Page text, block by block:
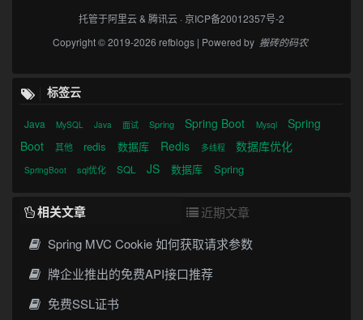
托管于阿里云& 腾讯云 ·京ICP备20012357号-2
Copyright © 2019-2026 refblogs | Powered by 搬砖的码农
标签云
Java MySQL Java 面试 Spring Spring Boot Mysql
Spring
Boot
其他 redis 数据库 Redis 多线程 数据库优化
SpringBoot sql优化 SQL JS 数据库 Spring
相关文章
近期文章
Spring MVC Cookie 如何获取请求参数
牌企业推出的免费API接口推荐
免费SSL证书